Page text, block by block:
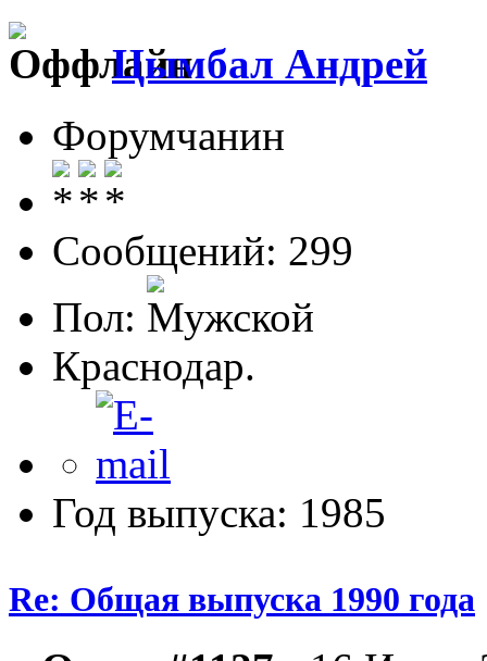
Цымбал Андрей
Форумчанин
Сообщений: 299
Пол:
Краснодар.
Год выпуска: 1985
Re: Общая выпуска 1990 года